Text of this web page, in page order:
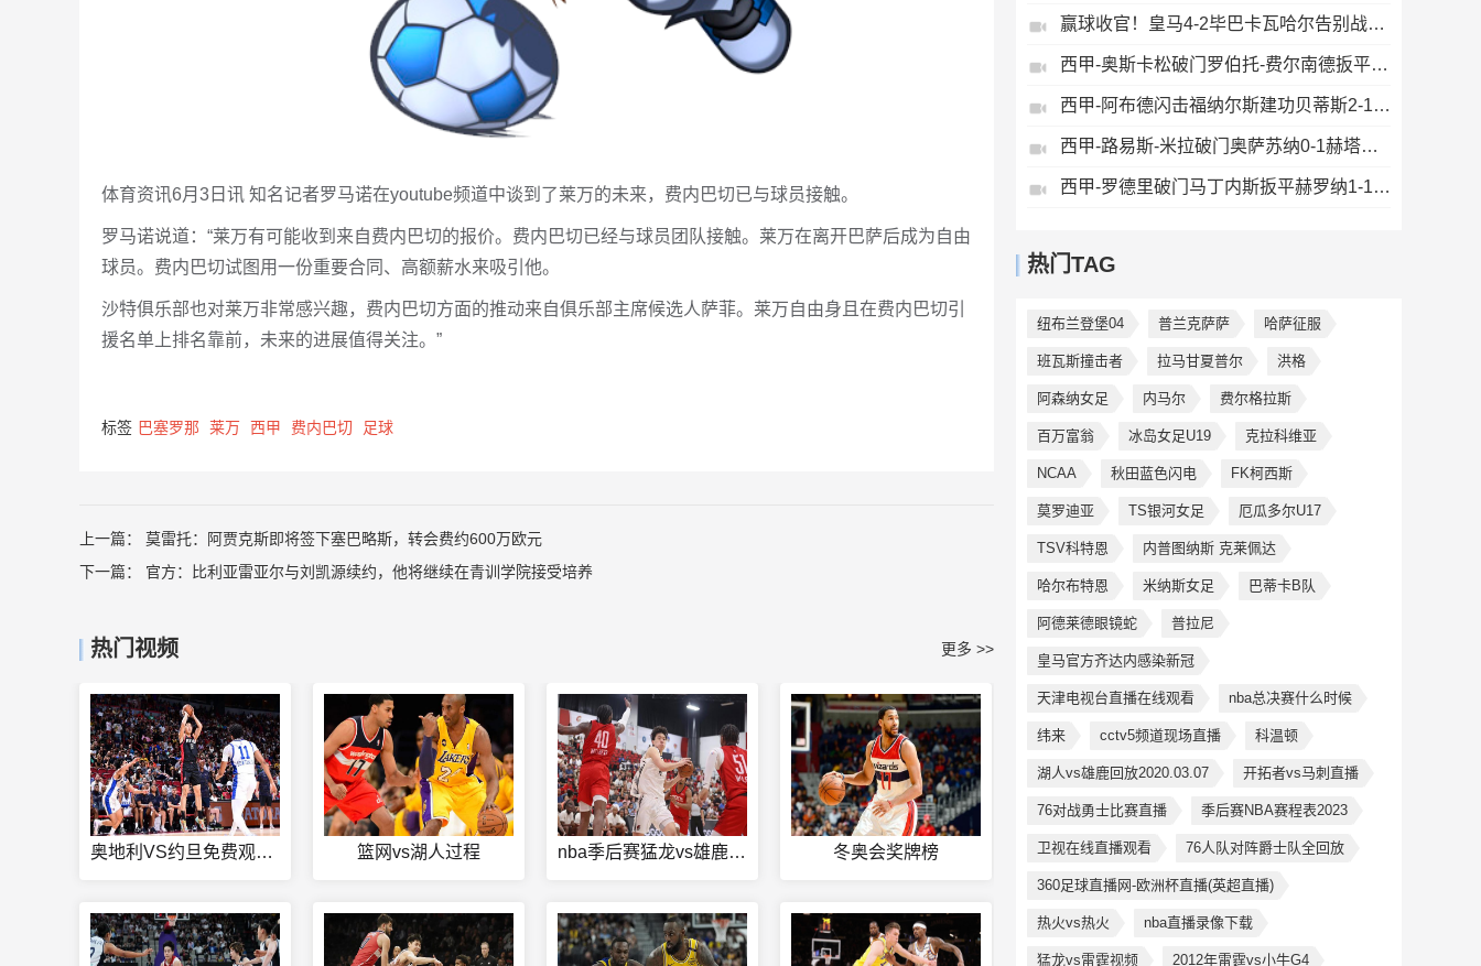
体育资讯6月3日讯 知名记者罗马诺在youtube频道中谈到了莱万的未来，费内巴切已与球员接触。
罗马诺说道：“莱万有可能收到来自费内巴切的报价。费内巴切已经与球员团队接触。莱万在离开巴萨后成为自由
球员。费内巴切试图用一份重要合同、高额薪水来吸引他。
沙特俱乐部也对莱万非常感兴趣，费内巴切方面的推动来自俱乐部主席候选人萨菲。莱万自由身且在费内巴切引
援名单上排名靠前，未来的进展值得关注。”
标签 巴塞罗那 莱万 西甲 费内巴切 足球
上一篇： 莫雷托：阿贾克斯即将签下塞巴略斯，转会费约600万欧元
下一篇： 官方：比利亚雷亚尔与刘凯源续约，他将继续在青训学院接受培养
热门视频 更多 >>
奥地利VS约旦免费观看直播 篮网vs湖人过程 nba季后赛猛龙vs雄鹿视频 冬奥会奖牌榜
赢球收官！皇马4-2毕巴卡瓦哈尔告别战助攻姆巴佩贝林厄姆破门
西甲-奥斯卡松破门罗伯托-费尔南德扳平西班牙人1-1皇家社会
西甲-阿布德闪击福纳尔斯建功贝蒂斯2-1莱万特
西甲-路易斯-米拉破门奥萨苏纳0-1赫塔费排第17惊险保级
西甲-罗德里破门马丁内斯扳平赫罗纳1-1埃尔切惨遭降级
热门TAG
纽布兰登堡04 普兰克萨萨 哈萨征服
班瓦斯撞击者 拉马甘夏普尔 洪格
阿森纳女足 内马尔 费尔格拉斯
百万富翁 冰岛女足U19 克拉科维亚
NCAA 秋田蓝色闪电 FK柯西斯
莫罗迪亚 TS银河女足 厄瓜多尔U17
TSV科特恩 内普图纳斯 克莱佩达
哈尔布特恩 米纳斯女足 巴蒂卡B队
阿德莱德眼镜蛇 普拉尼
皇马官方齐达内感染新冠
天津电视台直播在线观看 nba总决赛什么时候
纬来 cctv5频道现场直播 科温顿
湖人vs雄鹿回放2020.03.07 开拓者vs马刺直播
76对战勇士比赛直播 季后赛NBA赛程表2023
卫视在线直播观看 76人队对阵爵士队全回放
360足球直播网-欧洲杯直播(英超直播)
热火vs热火 nba直播录像下载
猛龙vs雷霆视频 2012年雷霆vs小牛G4